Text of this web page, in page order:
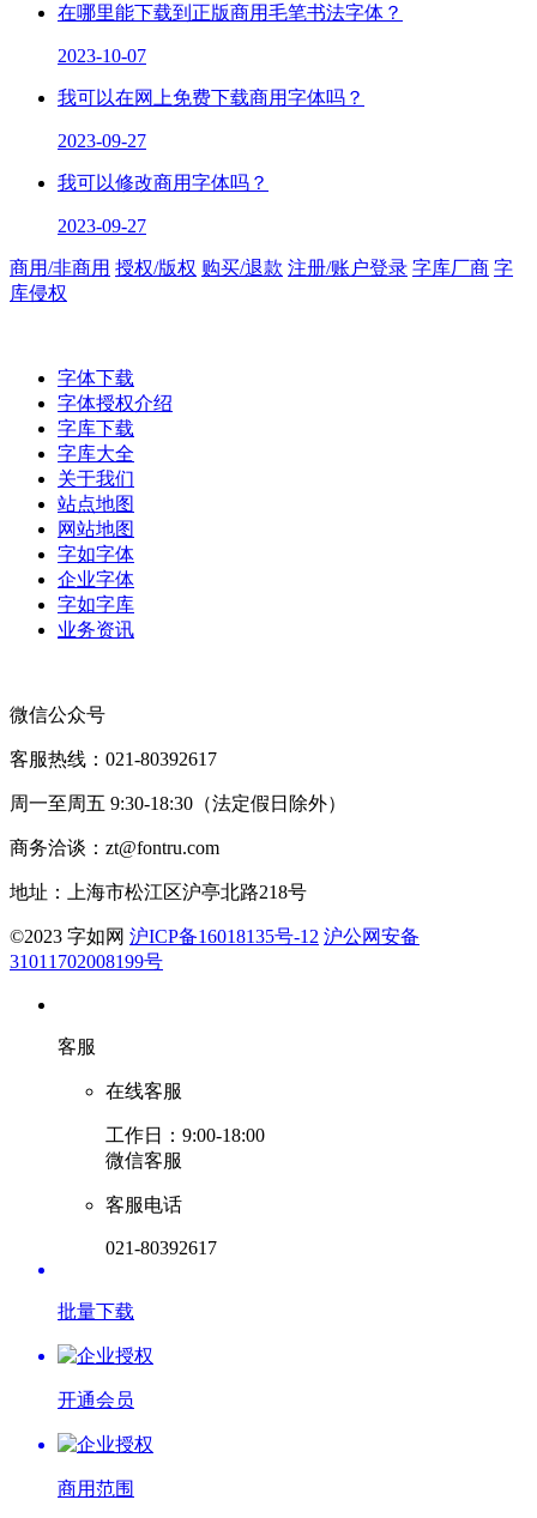
在哪里能下载到正版商用毛笔书法字体？
2023-10-07
我可以在网上免费下载商用字体吗？
2023-09-27
我可以修改商用字体吗？
2023-09-27
商用/非商用 授权/版权 购买/退款 注册/账户登录 字库厂商 字
库侵权
字体下载
字体授权介绍
字库下载
字库大全
关于我们
站点地图
网站地图
字如字体
企业字体
字如字库
业务资讯
微信公众号
客服热线：021-80392617
周一至周五 9:30-18:30（法定假日除外）
商务洽谈：zt@fontru.com
地址：上海市松江区沪亭北路218号
©️2023 字如网 沪ICP备16018135号-12 沪公网安备
31011702008199号
客服
在线客服
工作日：9:00-18:00
微信客服
客服电话
021-80392617
批量下载
开通会员
商用范围